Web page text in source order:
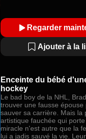
Regarder
Ajouter à la
Enceinte du bébé
hockey
Le bad boy de la NHL,
trouver une fausse épouse
sauver sa carrière. Mais la
artistique fauchée qui
miracle n'est autre que la
lui a jadis sauvé la vie.